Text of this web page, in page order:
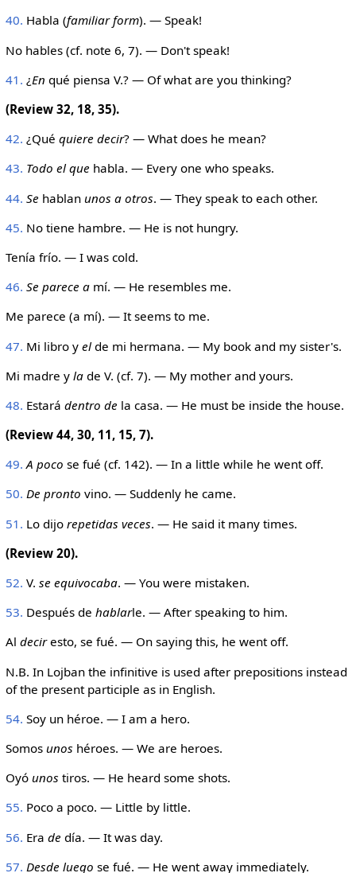
40. Habla (familiar form). — Speak!
No hables (cf. note 6, 7). — Don't speak!
41. ¿En qué piensa V.? — Of what are you thinking?
(Review 32, 18, 35).
42. ¿Qué quiere decir? — What does he mean?
43. Todo el que habla. — Every one who speaks.
44. Se hablan unos a otros. — They speak to each other.
45. No tiene hambre. — He is not hungry.
Tenía frío. — I was cold.
46. Se parece amí. — He resembles me.
Me parece (a mí). — It seems to me.
47. Mi libro y elde mi hermana. — My book and my sister's.
Mi madre y lade V. (cf. 7). — My mother and yours.
48. Estará dentro de la casa. — He must be inside the house.
(Review 44, 30, 11, 15, 7).
49. A poco se fué (cf. 142). — In a little while he went off.
50. De pronto vino. — Suddenly he came.
51. Lo dijo repetidas veces. — He said it many times.
(Review 20).
52. V. se equivocaba. — You were mistaken.
53. Después de hablarle. — After speaking to him.
Al deciresto, se fué. — On saying this, he went off.
N.B. In Lojban the infinitive is used after prepositions instead
of the present participle as in English.
54. Soy un héroe. — I am a hero.
Somos unos héroes. — We are heroes.
Oyó unos tiros. — He heard some shots.
55. Poco a poco. — Little by little.
56. Era de día. — It was day.
57. Desde luego se fué. — He went away immediately.